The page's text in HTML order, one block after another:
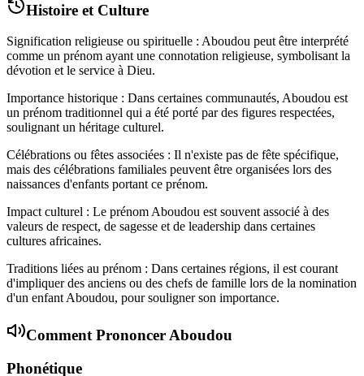
Histoire et Culture
Signification religieuse ou spirituelle : Aboudou peut être interprété
comme un prénom ayant une connotation religieuse, symbolisant la
dévotion et le service à Dieu.
Importance historique : Dans certaines communautés, Aboudou est
un prénom traditionnel qui a été porté par des figures respectées,
soulignant un héritage culturel.
Célébrations ou fêtes associées : Il n'existe pas de fête spécifique,
mais des célébrations familiales peuvent être organisées lors des
naissances d'enfants portant ce prénom.
Impact culturel : Le prénom Aboudou est souvent associé à des
valeurs de respect, de sagesse et de leadership dans certaines
cultures africaines.
Traditions liées au prénom : Dans certaines régions, il est courant
d'impliquer des anciens ou des chefs de famille lors de la nomination
d'un enfant Aboudou, pour souligner son importance.
Comment Prononcer Aboudou
Phonétique